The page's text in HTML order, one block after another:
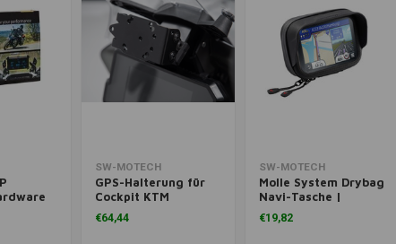
hinzufügen Zum Warenkorb hinzufügen
SW-MOTECH
GPS-Halterung für
Cockpit KTM
Adventure
790/R/390/890/R
€64,44
Zum Warenkorb hinzufügen
SW-MOTECH
Molle System Drybag
Navi-Tasche |
Schwarz
€19,82